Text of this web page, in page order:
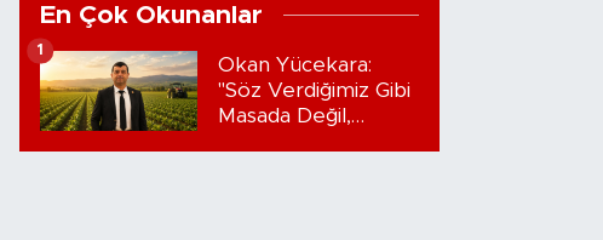
En Çok Okunanlar
Okan Yücekara:
"Söz Verdiğimiz Gibi
Masada Değil,
1